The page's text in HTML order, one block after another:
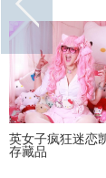
英女子疯狂迷恋
存藏品